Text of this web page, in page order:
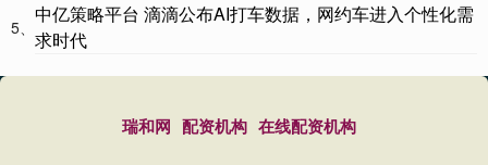
5、
中亿策略平台 滴滴公布AI打车数据，网约车进入个性化需
求时代
瑞和网 配资机构 在线配资机构